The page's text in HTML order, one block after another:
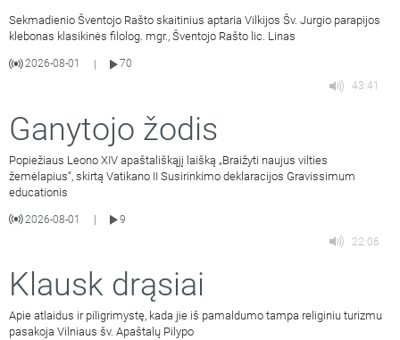
Sekmadienio Šventojo Rašto skaitinius aptaria Vilkijos Šv. Jurgio parapijos
klebonas klasikinės filolog. mgr., Šventojo Rašto lic. Linas
2026-08-01
70
43:41
Ganytojo žodis
Popiežiaus Leono XIV apaštališkąjį laišką „Braižyti naujus vilties
žemėlapius“, skirtą Vatikano II Susirinkimo deklaracijos Gravissimum
educationis
2026-08-01
9
22:06
Klausk drąsiai
Apie atlaidus ir piligrimystę, kada jie iš pamaldumo tampa religiniu turizmu
pasakoja Vilniaus šv. Apaštalų Pilypo